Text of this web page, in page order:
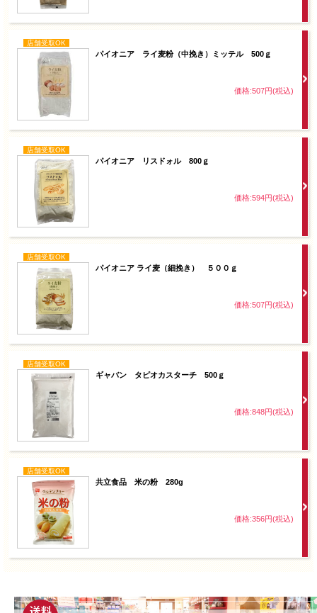
店舗受取OK
パイオニア ライ麦粉（中挽き）ミッテル 500ｇ
価格:507円(税込)
店舗受取OK
パイオニア リスドォル 800ｇ
価格:594円(税込)
店舗受取OK
パイオニア ライ麦（細挽き） ５００ｇ
価格:507円(税込)
店舗受取OK
ギャバン タピオカスターチ 500ｇ
価格:848円(税込)
店舗受取OK
共立食品 米の粉 280g
価格:356円(税込)